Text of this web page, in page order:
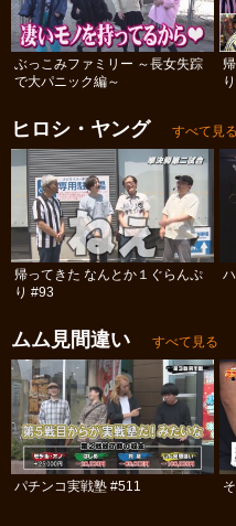
ぶっこみファミリー ～長女失踪
で大パニック編～
ヒロシ・ヤング すべて見る
帰ってきた なんとか１ぐらんぷ
り #93
ムム見間違い すべて見る
パチンコ実戦塾 #511